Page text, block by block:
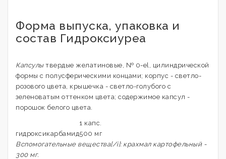
Форма выпуска, упаковка и
состав Гидроксиуреа
Капсулытвердые желатиновые, № 0-el, цилиндрической
формы с полусферическими концами; корпус - светло-
розового цвета, крышечка - светло-голубого с
зеленоватым оттенком цвета; содержимое капсул -
порошок белого цвета.
1 капс.
гидроксикарбамид500 мг
Вспомогательные вещества[/i]: крахмал картофельный -
300 мг.